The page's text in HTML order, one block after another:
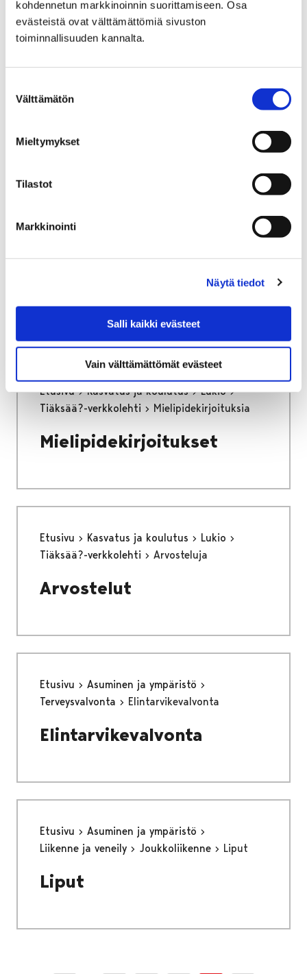
kohdennetun markkinoinnin suorittamiseen. Osa
evästeistä ovat välttämättömiä sivuston
toiminnallisuuden kannalta.
valinta
Välttämätön
Mieltymykset
Tilastot
Markkinointi
Näytä tiedot
Salli kaikki evästeet
Vain välttämättömät evästeet
Katujen päällystystyöt
Yhdistyksille ja seuroille
jälkiasennushissin rakentamiseen
Etusivu Kasvatus ja koulutus
Lukio
Tiäksää?-verkkolehti
Mielipidekirjoituksia
Mielipidekirjoitukset
Etusivu Kasvatus ja koulutus
Lukio
Tiäksää?-verkkolehti
Arvosteluja
Arvostelut
Etusivu
Asuminen ja ympäristö
Terveysvalvonta
Elintarvikevalvonta
Elintarvikevalvonta
Etusivu
Asuminen ja ympäristö
Liikenne ja veneily
Joukkoliikenne Liput
Liput